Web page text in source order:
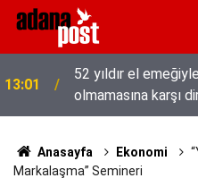
52 yıldır el
olmamasına karşı
12:53
Hava 40, asfalt 200
mesaisi
Anasayfa Ekonomi
Markalaşma” Semineri